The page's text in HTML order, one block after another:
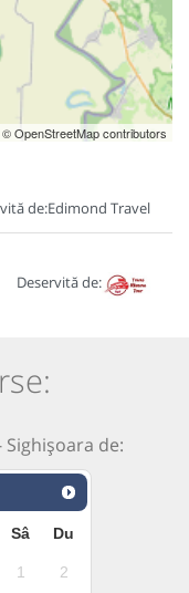
© OpenStreetMap contributors
de:Edimond Travel
Deservită de:
de:
Sâ Du
1
2